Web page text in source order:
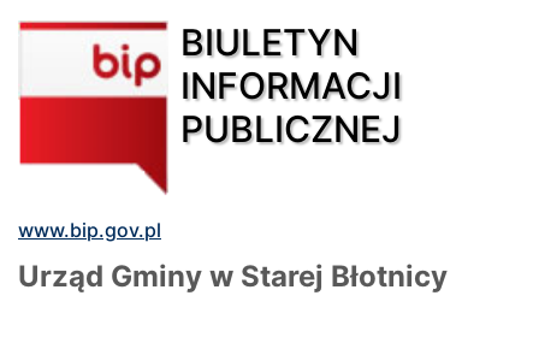
BIULETYN
INFORMACJI
PUBLICZNEJ
www.bip.gov.pl
Urząd Gminy w Starej Błotnicy